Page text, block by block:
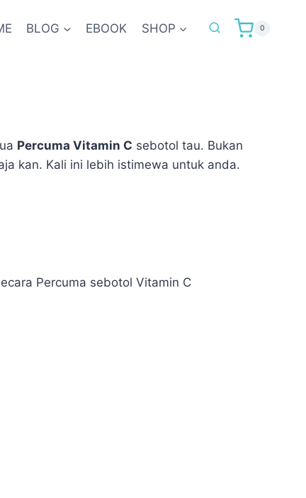
BLOG EBOOK SHOP 0
Percuma Vitamin C sebotol tau. Bukan
kan. Kali ini lebih istimewa untuk anda.
Percuma sebotol Vitamin C